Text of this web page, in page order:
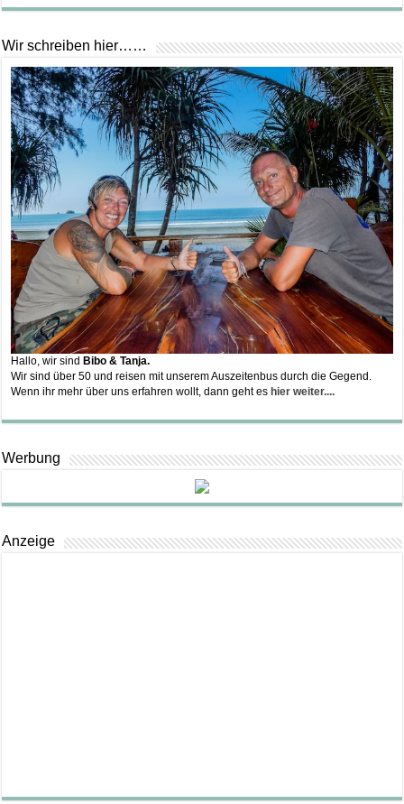
Wir schreiben hier……
Hallo, wir sindBibo & Tanja.
Wir sind über 50 und reisen mit unserem Auszeitenbus durch die Gegend.
Wenn ihr mehr über uns erfahren wollt, dann geht eshier weiter....
Werbung
Anzeige